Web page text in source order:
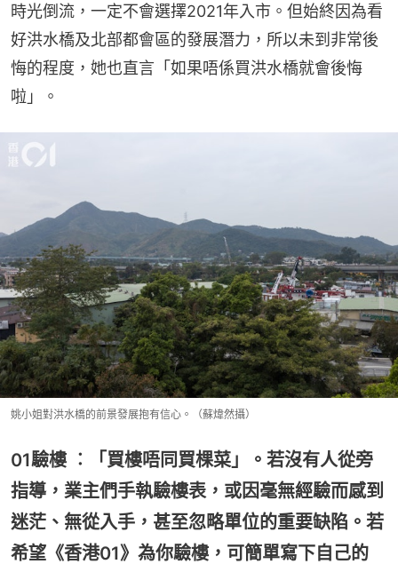
時光倒流，一定不會選擇2021年入市。但始終因為看
好洪水橋及北部都會區的發展潛力，所以未到非常後
悔的程度，她也直言「如果唔係買洪水橋就會後悔
啦」。
姚小姐對洪水橋的前景發展抱有信心。（蘇煒然攝）
01驗樓 ︰「買樓唔同買棵菜」。若沒有人從旁
指導，業主們手執驗樓表，或因毫無經驗而感到
迷茫、無從入手，甚至忽略單位的重要缺陷。若
希望《香港01》為你驗樓，可簡單寫下自己的